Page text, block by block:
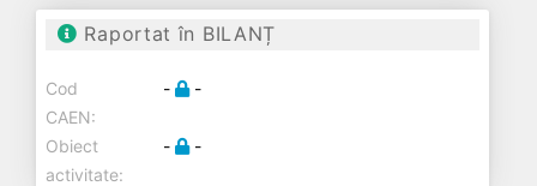
Raportat în BILANȚ
Cod
CAEN:
- -
Obiect
activitate:
- -